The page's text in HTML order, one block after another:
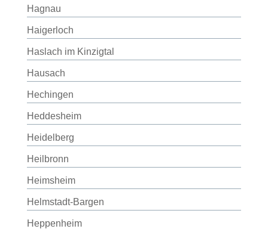
Hagnau
Haigerloch
Haslach im Kinzigtal
Hausach
Hechingen
Heddesheim
Heidelberg
Heilbronn
Heimsheim
Helmstadt-Bargen
Heppenheim